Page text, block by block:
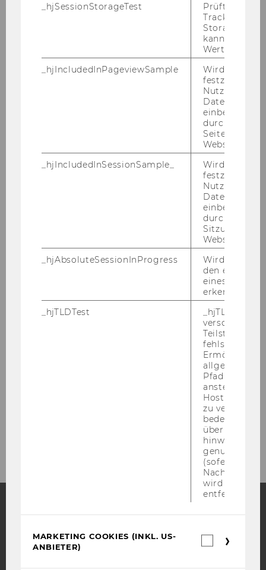
NPO-Forum 2026: Anmeldung und Preise
_hjSessionStorageTest
Prüft, ob der
Tracking
Storage
kann. Wenn
Wert von 1
_hjIncludedInPageviewSample
Wird gesetzt,
festzustellen,
Nutzer in die
einbezogen
durch das
Website
_hjIncludedInSessionSample_
Wird gesetzt,
festzustellen,
Nutzer in die
einbezogen
durch das
Sitzungslimit
Website
_hjAbsoluteSessionInProgress
Wird
den ersten
eines
erkennen.
_hjTLDTest
_hjTLDTest-
verschiedene
Teilstrings,
fehlschlägt.
Ermöglicht,
Pfad zu
anstelle des
Hostnamens
zu
bedeutet,
über
hinweg
genutzt
(sofern
Nach dieser
wird das
entfernt.
MARKETING COOKIES (INKL. US-
ANBIETER)